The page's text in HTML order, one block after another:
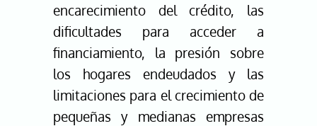
encarecimiento del crédito, las
dificultades para acceder a
financiamiento, la presión sobre
los hogares endeudados y las
limitaciones para el crecimiento de
pequeñas y medianas empresas